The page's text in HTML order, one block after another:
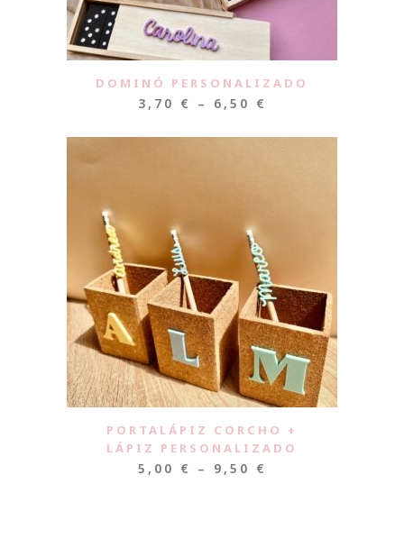
DOMINÓ PERSONALIZADO
3,70 € – 6,50 €
PORTALÁPIZ CORCHO +
LÁPIZ PERSONALIZADO
5,00 € – 9,50 €